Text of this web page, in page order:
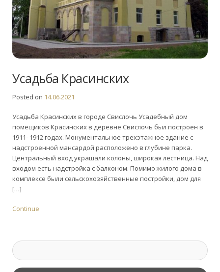
Усадьба Красинских
Posted on 14.06.2021
Усадьба Красинских в городе Свислочь Усадебный дом
помещиков Красинских в деревне Свислочь был построен в
1911- 1912 годах. Монументальное трехэтажное здание с
надстроенной мансардой расположено в глубине парка.
Центральный вход украшали колоны, широкая лестница. Над
входом есть надстройка с балконом. Помимо жилого дома в
комплексе были сельскохозяйственные постройки, дом для
[…]
Continue